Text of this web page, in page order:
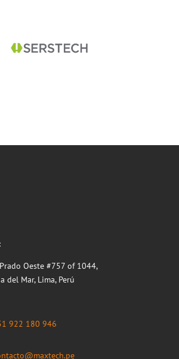
Oeste #757 of 1044,
del Mar, Lima, Perú
922 180 946